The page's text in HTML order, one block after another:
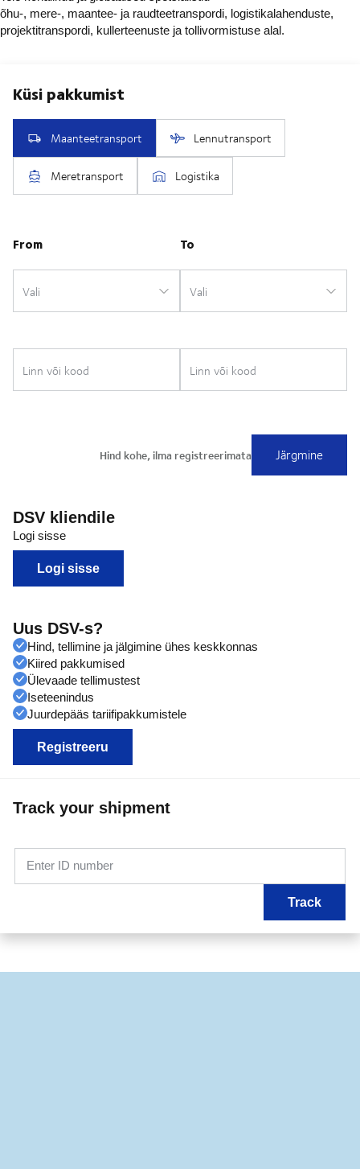
õhu-, mere-, maantee- ja raudteetranspordi, logistikalahenduste,
projektitranspordi, kullerteenuste ja tollivormistuse alal.
DSV kliendile
Logi sisse
Logi sisse
Uus DSV-s?
Hind, tellimine ja jälgimine ühes keskkonnas
Kiired pakkumised
Ülevaade tellimustest
Iseteenindus
Juurdepääs tariifipakkumistele
Registreeru
Track your shipment
Enter ID number
Track